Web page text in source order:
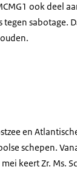
ook deel
sabotage.
op een uniform.
en
schepen.
keert Zr. Ms.